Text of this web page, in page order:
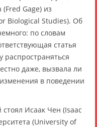
Gage) из
Biological Studies). Об
по словам
статья
распространяться
даже, вызвала ли
в поведении
стоял Исаак Чен (Isaac
(University of